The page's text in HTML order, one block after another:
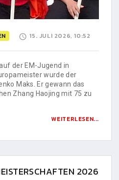
15. JULI 2026, 10:52
der EM-Jugend in
wurde der
Maks. Er gewann das
Zhang Haojing mit 75 zu
WEITERLESEN...
2026